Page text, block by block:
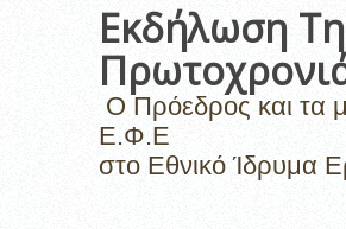
Εκδήλωση
Ο Πρόεδρος και τα
Ε.Φ.Ε
στο Εθνικό Ίδρυμα